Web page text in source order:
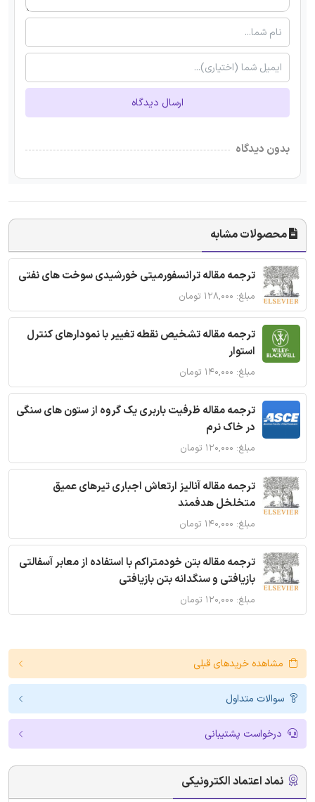
ارسال دیدگاه
بدون دیدگاه
محصولات مشابه
ترجمه مقاله ترانسفورمیتی خورشیدی سوخت های نفتی
مبلغ: ۱۲۸,۰۰۰ تومان
ترجمه مقاله تشخیص نقطه تغییر با نمودارهای کنترل
استوار
مبلغ: ۱۴۰,۰۰۰ تومان
ترجمه مقاله ظرفیت باربری یک گروه از ستون های سنگی
در خاک نرم
مبلغ: ۱۲۰,۰۰۰ تومان
ترجمه مقاله آنالیز ارتعاش اجباری تیرهای عمیق
متخلخل هدفمند
مبلغ: ۱۴۰,۰۰۰ تومان
ترجمه مقاله بتن خودمتراکم با استفاده از معابر آسفالتی
بازیافتی و سنگدانه بتن بازیافتی
مبلغ: ۱۲۰,۰۰۰ تومان
مشاهده خریدهای قبلی
سوالات متداول
درخواست پشتیبانی
نماد اعتماد الکترونیکی